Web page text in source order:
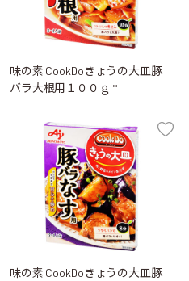
味の素 CookDoきょうの大皿豚
バラ大根用１００ｇ *
味の素 CookDoきょうの大皿豚